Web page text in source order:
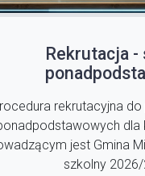
Rekrutacja -
rekrutacyjna do
dla
jest Gmina
szkolny